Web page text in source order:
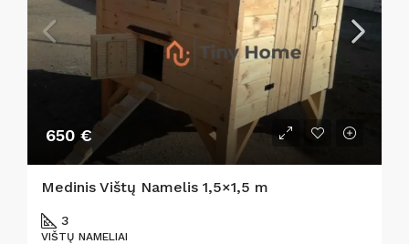
650 €
Medinis Vištų Namelis 1,5×1,5 m
3
VIŠTŲ NAMELIAI